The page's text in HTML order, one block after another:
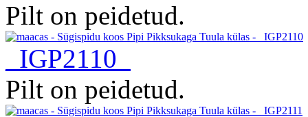
Pilt on peidetud.
_IGP2110
Pilt on peidetud.